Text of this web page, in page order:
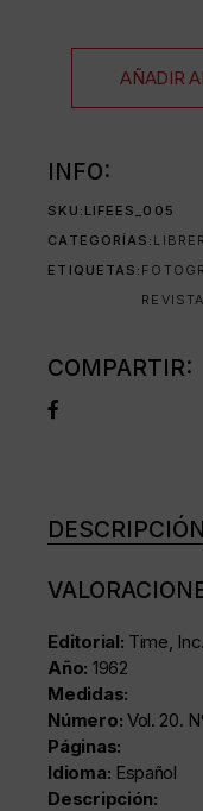
AÑADIR
INFO:
SKU: LIFEES_005
CATEGORÍAS:
ETIQUETAS:
COMPARTIR:
DESCRIPCIÓN
Editorial: Time, Inc.
Año: 1962
Medidas:
Número: Vol. 20.
Páginas:
Idioma: Español
Descripción: